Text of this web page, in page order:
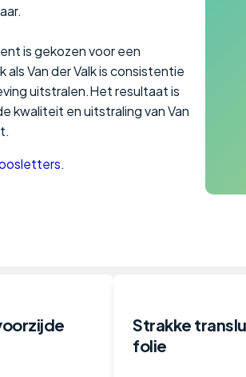
is gekozen voor een
Van der Valk is consistentie
uitstralen.Het resultaat is
kwaliteit en uitstraling van Van
.
Strakke
folie